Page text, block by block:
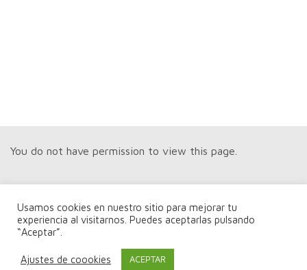
You do not have permission to view this page.
You do not have permission to view this page.
Usamos cookies en nuestro sitio para mejorar tu
experiencia al visitarnos. Puedes aceptarlas pulsando
“Aceptar”.
Ajustes de coookies ACEPTAR